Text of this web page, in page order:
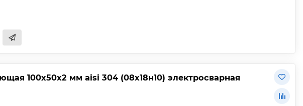
100х50х2 мм aisi 304 (08х18н10) электросварная